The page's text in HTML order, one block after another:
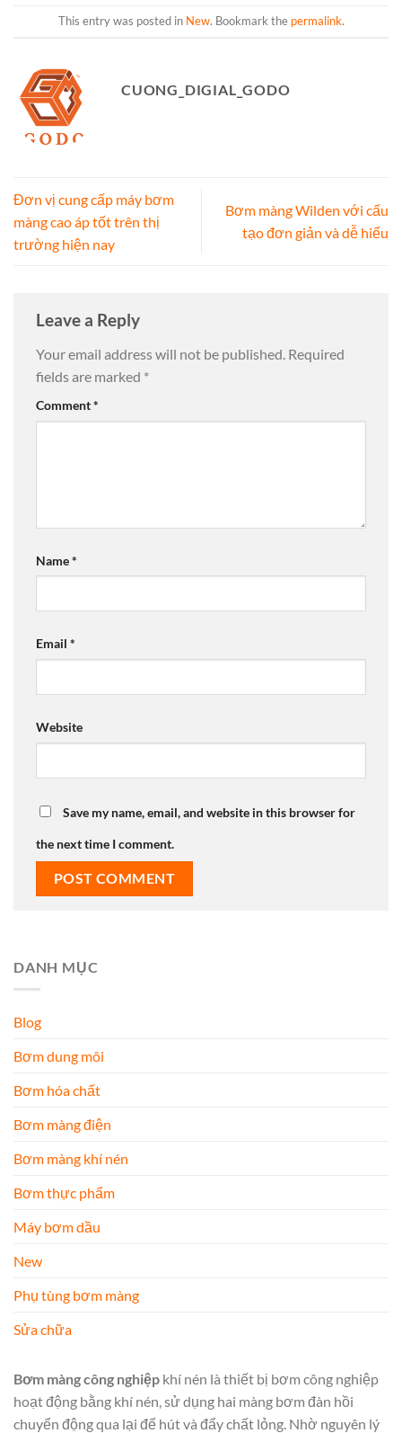
This entry was posted in New. Bookmark the permalink.
CUONG_DIGIAL_GODO
Đơn vị cung cấp máy bơm
màng cao áp tốt trên thị
trường hiện nay
Bơm màng Wilden với cấu
tạo đơn giản và dễ hiểu
Leave a Reply
Your email address will not be published. Required
fields are marked *
Comment*
Name*
Email *
Website
Save my name, email, and website in this browser for
the next time I comment.
DANH MỤC
Blog
Bơm dung môi
Bơm hóa chất
Bơm màng điện
Bơm màng khí nén
Bơm thực phẩm
Máy bơm dầu
New
Phụ tùng bơm màng
Sửa chữa
Bơm màng công nghiệp khí nén là thiết bị bơm công nghiệp
hoạt động bằng khí nén, sử dụng hai màng bơm đàn hồi
chuyển động qua lại để hút và đẩy chất lỏng. Nhờ nguyên lý